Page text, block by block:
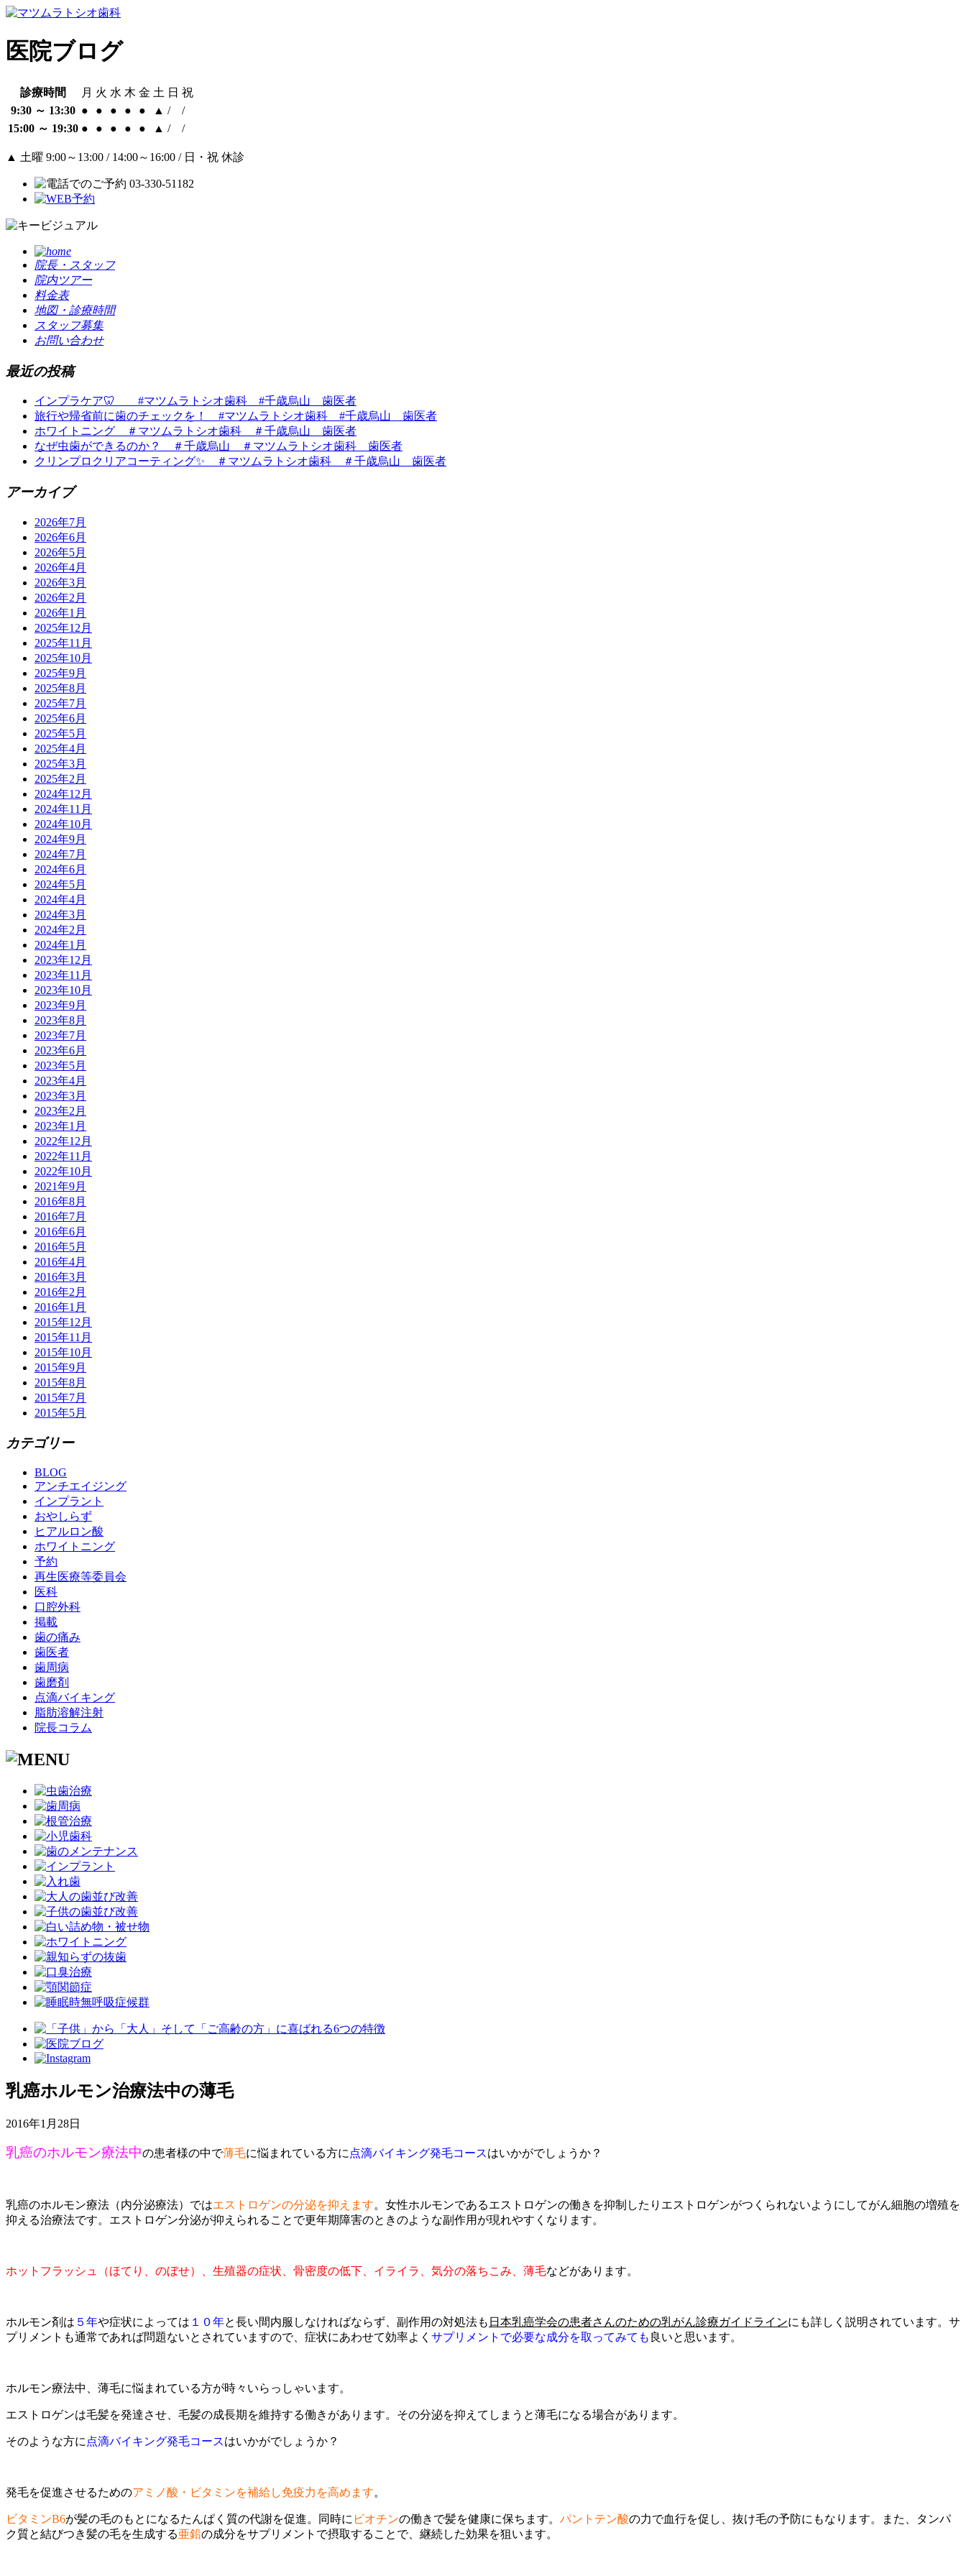
医院ブログ
診療時間 月 火 水 木 金 土 日 祝
9:30 ～ 13:30 ● ● ● ● ● ▲ /
/
15:00 ～ 19:30 ● ● ● ● ● ▲ / /
▲ 土曜 9:00～13:00 / 14:00～16:00 / 日・祝 休診
院長・スタッフ
院内ツアー
料金表
地図・診療時間
スタッフ募集
お問い合わせ
最近の投稿
インプラケア🦷 #マツムラトシオ歯科 #千歳烏山 歯医者
旅行や帰省前に歯のチェックを！ #マツムラトシオ歯科 #千歳烏山 歯医者
ホワイトニング ＃マツムラトシオ歯科 ＃千歳烏山 歯医者
なぜ虫歯ができるのか？ ＃千歳烏山 ＃マツムラトシオ歯科 歯医者
クリンプロクリアコーティング✨ ＃マツムラトシオ歯科 ＃千歳烏山 歯医者
アーカイブ
2026年7月
2026年6月
2026年5月
2026年4月
2026年3月
2026年2月
2026年1月
2025年12月
2025年11月
2025年10月
2025年9月
2025年8月
2025年7月
2025年6月
2025年5月
2025年4月
2025年3月
2025年2月
2024年12月
2024年11月
2024年10月
2024年9月
2024年7月
2024年6月
2024年5月
2024年4月
2024年3月
2024年2月
2024年1月
2023年12月
2023年11月
2023年10月
2023年9月
2023年8月
2023年7月
2023年6月
2023年5月
2023年4月
2023年3月
2023年2月
2023年1月
2022年12月
2022年11月
2022年10月
2021年9月
2016年8月
2016年7月
2016年6月
2016年5月
2016年4月
2016年3月
2016年2月
2016年1月
2015年12月
2015年11月
2015年10月
2015年9月
2015年8月
2015年7月
2015年5月
カテゴリー
BLOG
アンチエイジング
インプラント
おやしらず
ヒアルロン酸
ホワイトニング
予約
再生医療等委員会
医科
口腔外科
掲載
歯の痛み
歯医者
歯周病
歯磨剤
点滴バイキング
脂肪溶解注射
院長コラム
乳癌ホルモン治療法中の薄毛
2016年1月28日
乳癌のホルモン療法中の患者様の中で薄毛に悩まれている方に 点滴バイキング発毛コースはいかがでしょうか？
乳癌のホルモン療法（内分泌療法）ではエストロゲンの分泌を抑えます。女性ホルモンであるエストロゲンの働きを抑制したりエストロゲンがつくられないようにしてがん細胞の増殖を
抑える治療法です。エストロゲン分泌が抑えられることで更年期障害のときのような副作用が現れやすくなります。
ホットフラッシュ（ほてり、のぼせ）、生殖器の症状、骨密度の低下、イライラ、気分の落ちこみ、薄毛などがあります。
ホルモン剤は ５年や症状によっては １０年と長い間内服しなければならず、副作用の対処法も 日本乳癌学会の患者さんのための乳がん診療ガイドラインにも詳しく説明されています。サ
プリメントも通常であれば問題ないとされていますので、症状にあわせて効率よく サプリメントで必要な成分を取ってみても 良いと思います。
ホルモン療法中、薄毛に悩まれている方が時々いらっしゃいます。
エストロゲンは毛髪を発達させ、毛髪の成長期を維持する働きがあります。その分泌を抑えてしまうと薄毛になる場合があります。
そのような方に 点滴バイキング発毛コースはいかがでしょうか？
発毛を促進させるためのアミノ酸・ビタミンを補給し免疫力を高めます。
ビタミンB6が髪の毛のもとになるたんぱく質の代謝を促進。同時に ビオチンの働きで髪を健康に保ちます。 パントテン酸の力で血行を促し、抜け毛の予防にもなります。また、タンパ
ク質と結びつき髪の毛を生成する亜鉛の成分をサプリメントで摂取することで、継続した効果を狙います。